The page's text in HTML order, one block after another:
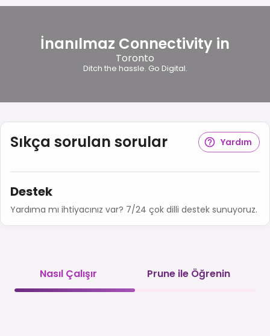
İnanılmaz Connectivity in
Toronto
Ditch the hassle. Go Digital.
Sıkça sorulan sorular Yardım
Destek
Yardıma mı ihtiyacınız var? 7/24 çok dilli destek sunuyoruz.
Nasıl Çalışır Prune ile Öğrenin